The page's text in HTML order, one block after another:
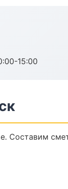
15:00
Составим